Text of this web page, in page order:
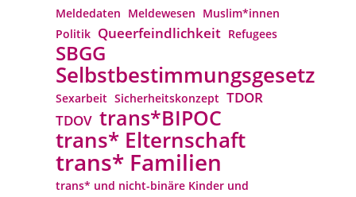
Meldedaten Meldewesen Muslim*innen
Politik Queerfeindlichkeit Refugees
SBGG
Selbstbestimmungsgesetz
Sexarbeit Sicherheitskonzept TDOR
TDOV trans*BIPOC
trans* Elternschaft
trans* Familien
trans* und nicht-binäre Kinder und